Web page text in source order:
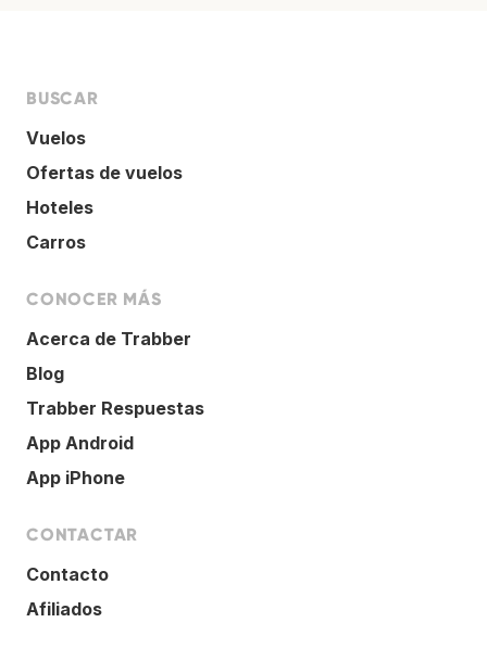
BUSCAR
Vuelos
Ofertas de vuelos
Hoteles
Carros
CONOCER MÁS
Acerca de Trabber
Blog
Trabber Respuestas
App Android
App iPhone
CONTACTAR
Contacto
Afiliados